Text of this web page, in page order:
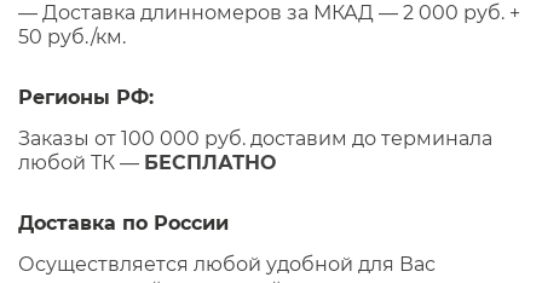
— Доставка длинномеров за МКАД — 2 000 руб. +
50 руб./км.
Регионы РФ:
Заказы от 100 000 руб. доставим до терминала
любой ТК — БЕСПЛАТНО
Доставка по России
Осуществляется любой удобной для Вас